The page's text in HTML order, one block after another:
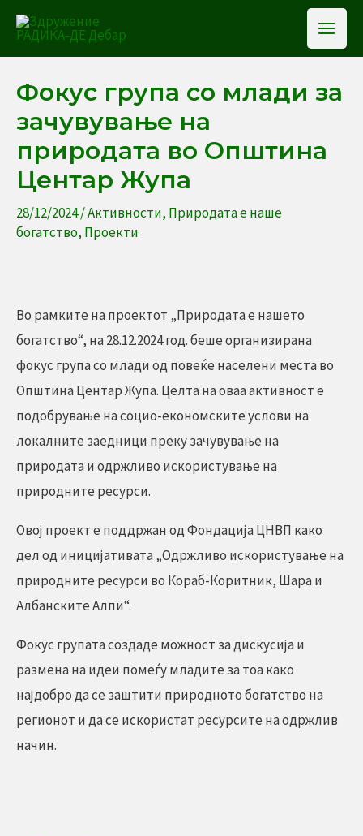
Skip
content
Фокус група со млади за
зачувување на
природата во Општина
Центар Жупа
28/12/2024/Активности, Природата е наше
богатство, Проекти
Во рамките на проектот „Природата е нашето
богатство“, на 28.12.2024 год. беше организирана
фокус група со млади од повеќе населени места во
Општина Центар Жупа. Целта на оваа активност е
подобрување на социо-економските услови на
локалните заедници преку зачувување на
природата и одржливо искористување на
природните ресурси.
Овој проект е поддржан од Фондација ЦНВП како
дел од иницијативата „Одржливо искористување на
природните ресурси во Кораб-Коритник, Шара и
Албанските Алпи“.
Фокус групата создаде можност за дискусија и
размена на идеи помеѓу младите за тоа како
најдобро да се заштити природното богатство на
регионот и да се искористат ресурсите на одржлив
начин.